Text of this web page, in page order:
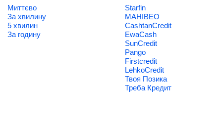
Миттєво
За хвилину
5 хвилин
За годину
Starfin
МАНІВЕО
CashtanCredit
EwaCash
SunCredit
Pango
Firstcredit
LehkoCredit
Твоя Позика
Треба Кредит